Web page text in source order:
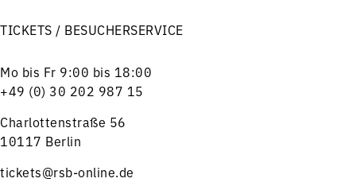
TICKETS / BESUCHERSERVICE
Mo bis Fr 9:00 bis 18:00
+49 (0) 30 202 987 15
Charlottenstraße 56
10117 Berlin
tickets@rsb-online.de